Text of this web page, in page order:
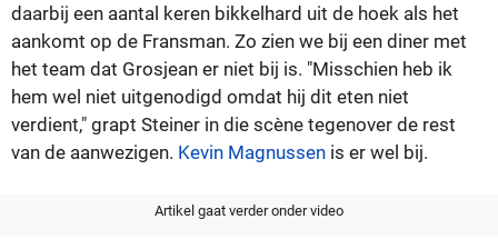
daarbij een aantal keren bikkelhard uit de hoek als het
aankomt op de Fransman. Zo zien we bij een diner met
het team dat Grosjean er niet bij is. "Misschien heb ik
hem wel niet uitgenodigd omdat hij dit eten niet
verdient," grapt Steiner in die scène tegenover de rest
van de aanwezigen. Kevin Magnussen is er wel bij.
Artikel gaat verder onder video